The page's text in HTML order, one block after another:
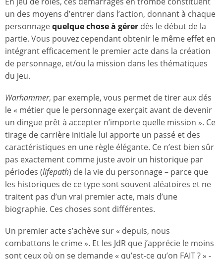
un des moyens d’entrer dans l’action, donnant à chaque
personnagequelque chose à gérer dès le début de la
partie. Vous pouvez cependant obtenir le même effet en
intégrant efficacement le premier acte dans la création
de personnage, et/ou la mission dans les thématiques
du jeu.
Warhammer, par exemple, vous permet de tirer aux dés
le « métier que le personnage exerçait avant de devenir
un dingue prêt à accepter n’importe quelle mission ». Ce
tirage de carrière initiale lui apporte un passé et des
caractéristiques en une règle élégante. Ce n’est bien sûr
pas exactement comme juste avoir un historique par
périodes (lifepath) de la vie du personnage – parce que
les historiques de ce type sont souvent aléatoires et ne
traitent pas d’un vrai premier acte, mais d’une
biographie. Ces choses sont différentes.
Un premier acte s’achève sur « depuis, nous
combattons le crime ». Et les JdR que j’apprécie le moins
sont ceux où on se demande « qu’est-ce qu’on FAIT ? » -